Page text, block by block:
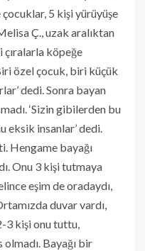
5 kişi yürüyüşe
Ç., uzak aralıktan
köpeğe
özel çocuk, biri küçük
dedi. Sonra bayan
‘Sizin gibilerden bu
eksik insanlar’ dedi.
Hengame bayağı
Onu 3 kişi tutmaya
eşim de oradaydı,
duvar vardı,
3 kişi onu tuttu,
Bayağı bir